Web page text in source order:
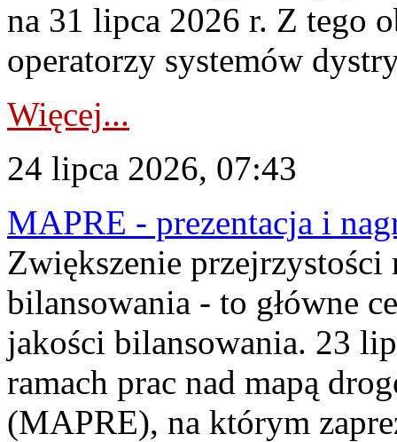
na 31 lipca 2026 r. Z tego
operatorzy systemów
Więcej...
24 lipca 2026, 07:43
MAPRE - prezentacja i
Zwiększenie
bilansowania - to główne
jakości bilansowania. 23
ramach prac nad mapą
(MAPRE), na którym